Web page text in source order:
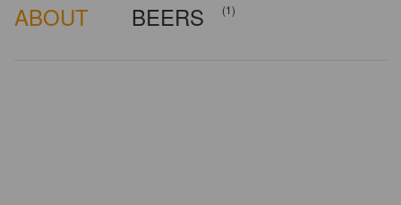
ABOUT BEERS (1)